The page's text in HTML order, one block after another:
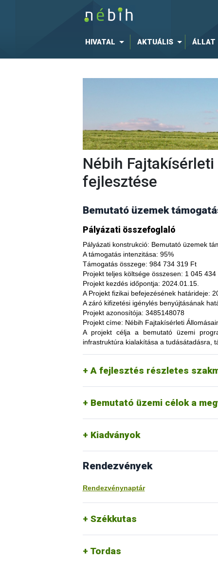
HIVATAL AKTUÁLIS ÁLLAT
Nébih
fejlesztése
Bemutató üzemek
Pályázati összefoglaló
Pályázati konstrukció: Bemutató üzemek
A támogatás intenzitása: 95%
Támogatás összege: 984 734 319 Ft
Projekt teljes költsége összesen: 1 045 434
Projekt kezdés időpontja: 2024.01.15.
A Projekt fizikai befejezésének határideje:
A záró kifizetési igénylés benyújtásának
Projekt azonosítója: 3485148078
Projekt címe: Nébih Fajtakísérleti
A projekt céljaa bemutató üzemi
infrastruktúra kialakítása a tudásátadásra,
A fejlesztés részletes
A fajtakísérleti és fajtakitermesztési
termesztés bizonytalanságából adódó
képesség. A fajtakísérlet során
megszerzési lehetőség, amelynek
túl, az aktuális termelési eljárások és
(fajtákat), környezetvédelmi
kibocsátást, valamint eredményesen
Bemutató üzemi célok a
Tordas
kertészeti (zöldség,
Pölöske
kertészeti (gyümölcs)
Kiadványok
Rendezvények
Rendezvénynaptár
Székkutas
Tordas